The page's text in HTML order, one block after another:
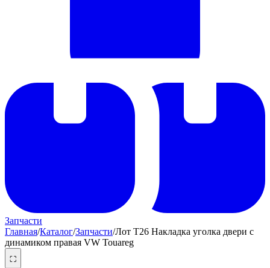
Запчасти
Главная/Каталог/Запчасти/Лот T26 Накладка уголка двери с
динамиком правая VW Touareg
⛶